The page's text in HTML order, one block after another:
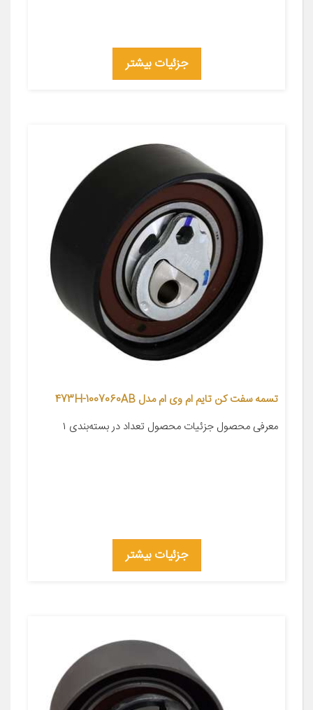
جزئیات بیشتر
تسمه سفت کن تایم ام وی ام مدل 473H-1007060AB
معرفی محصول جزئیات محصول تعداد در بسته‌بندی ۱
جزئیات بیشتر